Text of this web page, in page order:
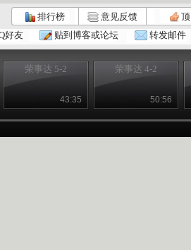
排行榜 意见反馈 顶
好友 贴到博客或论坛 转发邮件
荣事达 5-2
43:35
荣事达 4-2
50:56